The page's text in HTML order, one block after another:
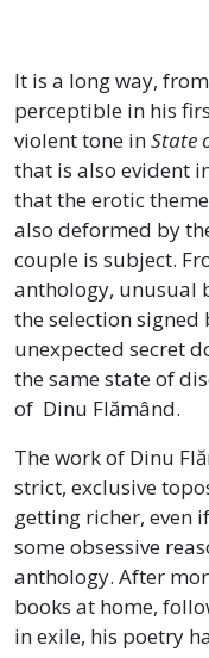
It is a long way,
perceptible in his
violent tone inState
that is also evident
that the erotic
also deformed by
couple is subject.
anthology, unusual
the selection signed
unexpected secret
the same state of
of Dinu Flămând.
The work of Dinu
strict, exclusive
getting richer, even
some obsessive
anthology. After
books at home,
in exile, his poetry